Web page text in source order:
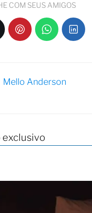
COM SEUS AMIGOS
Mello Anderson